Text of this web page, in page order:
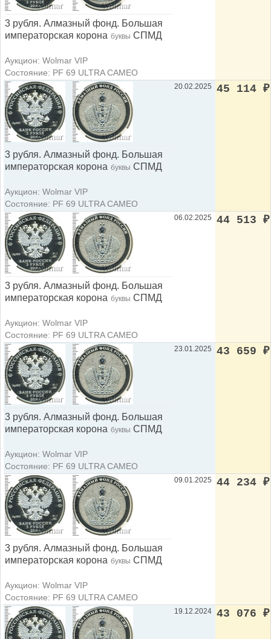
3 рубля. Алмазный фонд. Большая
императорская корона буквы СПМД
Аукцион: Wolmar VIP
Состояние: PF 69 ULTRA CAMEO
3 рубля. Алмазный фонд. Большая
императорская корона буквы СПМД
Аукцион: Wolmar VIP
Состояние: PF 69 ULTRA CAMEO
20.02.2025 45 114 ₽
3 рубля. Алмазный фонд. Большая
императорская корона буквы СПМД
Аукцион: Wolmar VIP
Состояние: PF 69 ULTRA CAMEO
06.02.2025 44 513 ₽
3 рубля. Алмазный фонд. Большая
императорская корона буквы СПМД
Аукцион: Wolmar VIP
Состояние: PF 69 ULTRA CAMEO
23.01.2025 43 659 ₽
3 рубля. Алмазный фонд. Большая
императорская корона буквы СПМД
Аукцион: Wolmar VIP
Состояние: PF 69 ULTRA CAMEO
09.01.2025 44 234 ₽
19.12.2024 43 076 ₽